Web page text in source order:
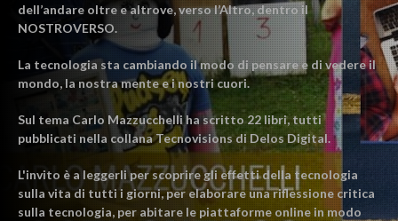
dell’andare oltre e altrove, verso l’Altro, dentro il
NOSTROVERSO.
La tecnologia sta cambiando il modo di pensare e di vedere il
mondo, la nostra mente e i nostri cuori.
Sul tema Carlo Mazzucchelli ha scritto 22 libri, tutti
pubblicati nella collana Tecnovisions di Delos Digital.
L'invito è a leggerli per scoprire gli effetti della tecnologia
sulla vita di tutti i giorni, per elaborare una riflessione critica
sulla tecnologia, per abitare le piattaforme online in modo